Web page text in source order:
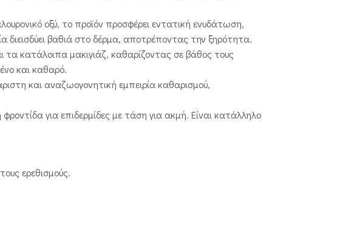
οξύ, το προϊόν προσφέρει εντατική ενυδάτωση,
διεισδύει βαθιά στο δέρμα, αποτρέποντας την ξηρότητα.
κατάλοιπα μακιγιάζ, καθαρίζοντας σε βάθος τους
και καθαρό.
και αναζωογονητική εμπειρία καθαρισμού,
για επιδερμίδες με τάση για ακμή. Είναι κατάλληλο
ερεθισμούς.